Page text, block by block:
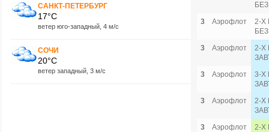
САНКТ-ПЕТЕРБУРГ
17°C
ветер юго-западный, 4 м/с
СОЧИ
20°C
ветер западный, 3 м/с
3
Аэрофлот
2-Х
3
Аэрофлот
2-Х
3
Аэрофлот
3-Х
3
Аэрофлот
2-Х
3
Аэрофлот
2-Х